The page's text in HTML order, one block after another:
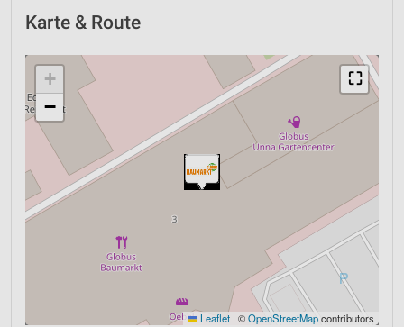
Karte & Route
⛶
+
−
Leaflet | ©OpenStreetMapcontributors